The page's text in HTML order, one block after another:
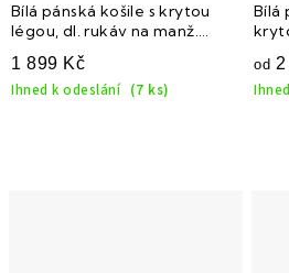
Bílá pánská košile s krytou
légou, dl. rukáv na manž.
knoflíčky
1 899 Kč
Ihned k odeslání (7 ks)
Bílá
od